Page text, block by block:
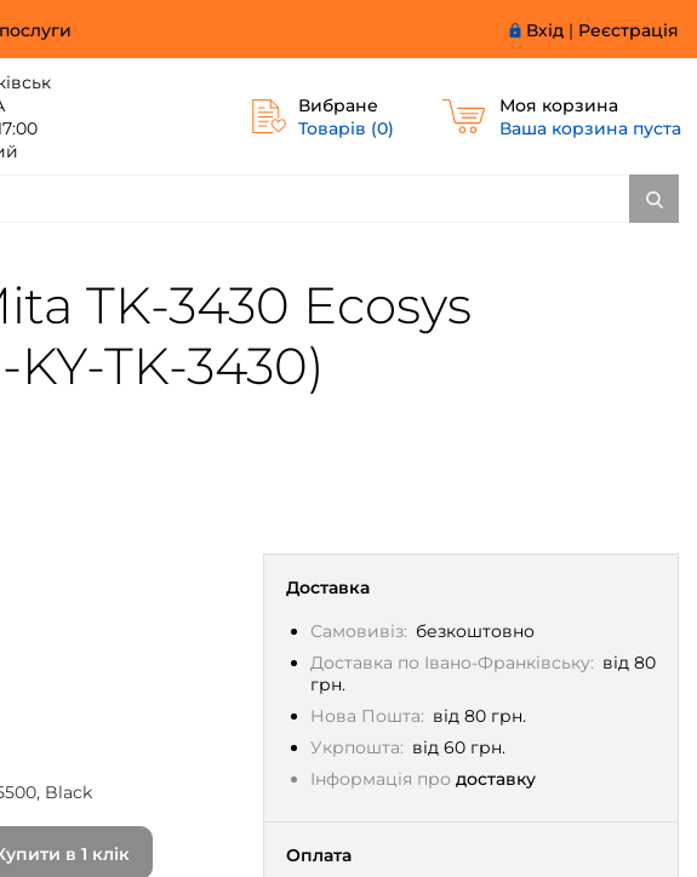
Вхід | Реєстрація
Вибране
Товарів (0)
Моя корзина
Ваша корзина пуста
TK-3430 Ecosys
TK-3430)
Доставка
Самовивіз: безкоштовно
Доставка по Івано-Франківську: від 80
грн.
Нова Пошта: від 80 грн.
Укрпошта: від 60 грн.
Інформація про доставку
Оплата
Black
в 1 клік